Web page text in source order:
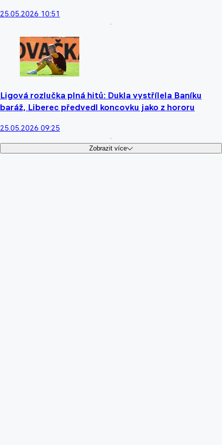
25.05.2026 10:51
Ligová rozlučka plná hitů: Dukla vystřílela Baníku
baráž, Liberec předvedl koncovku jako z hororu
25.05.2026 09:25
Zobrazit více